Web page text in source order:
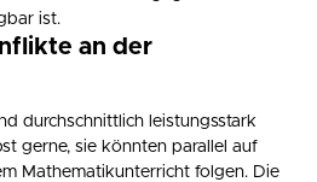
ist.
an der
durchschnittlich leistungsstark
gerne, sie könnten parallel auf
Mathematikunterricht folgen. Die